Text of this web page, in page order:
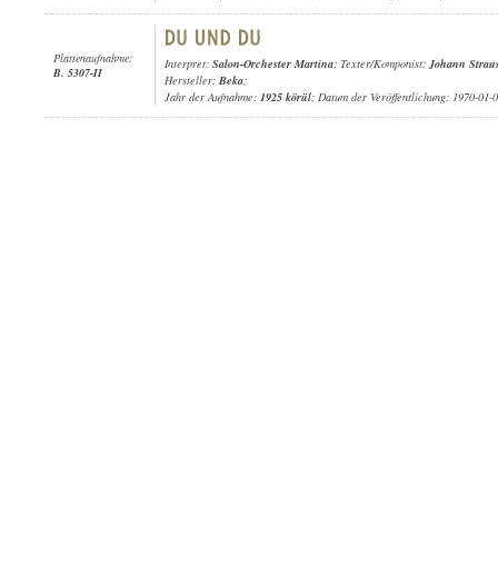
Plattenaufnahme:
B. 5307-II
Interpret: Salon-Orchester Martina; Texter/Komponist:Johann
Hersteller: Beka;
Jahr der Aufnahme: 1925 körül; Datum der Veröffentlichung: 1970-01-